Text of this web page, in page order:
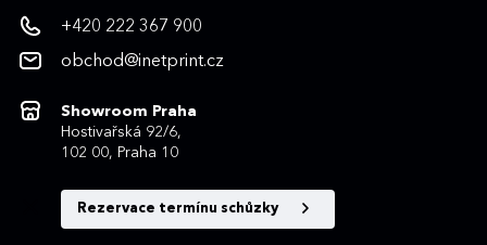
+420 222 367 900
obchod@inetprint.cz
Showroom Praha
Hostivařská 92/6,
102 00, Praha 10
Rezervace termínu schůzky